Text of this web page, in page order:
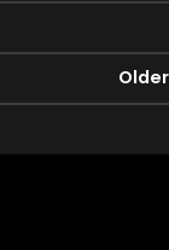
Older